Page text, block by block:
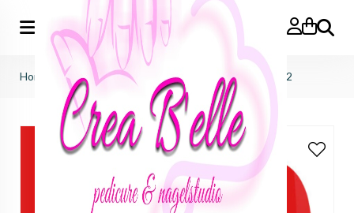
Zoeken
Home f.o.x nails>spectrum gelpolish >Spectrum 072